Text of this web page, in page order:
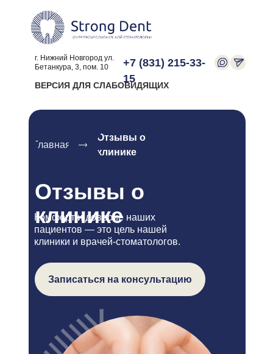
+7 (831) 215-33-
15
г. Нижний Новгород ул.
Бетанкура, 3, пом. 10
ВЕРСИЯ ДЛЯ СЛАБОВИДЯЩИХ
Комфорт и доверие наших
пациентов — это цель нашей
клиники и врачей-стоматологов.
Отзывы о
клинике
Записаться на консультацию
Главная
Отзывы о
клинике